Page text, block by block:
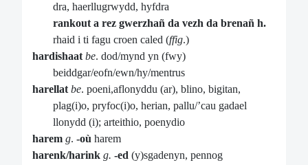
dra, haerllugrwydd, hyfdra
rankout a rez gwerzhañ da vezh da brenañ h.
rhaid i ti fagu croen caled (ffig.)
hardishaat be. dod/mynd yn (fwy)
beiddgar/eofn/ewn/hy/mentrus
harellat be. poeni,aflonyddu (ar), blino, bigitan,
plag(i)o, pryfoc(i)o, herian, pallu/’cau gadael
llonydd (i); arteithio, poenydio
harem g. -où harem
harenk/harink g. -ed (y)sgadenyn, pennog